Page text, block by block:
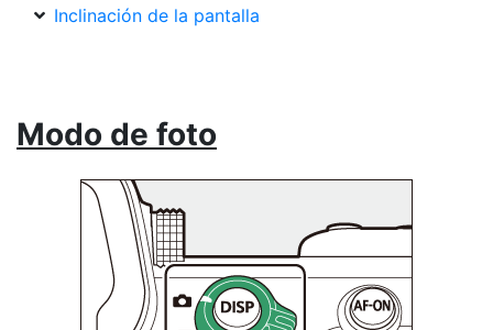
Inclinación de la pantalla
Modo de foto